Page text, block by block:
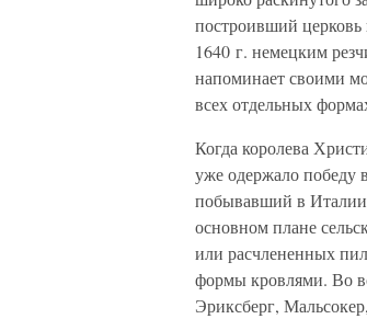
построивший
1640 г. немецким
напоминает своими
всех отдельных
Когда королева
уже одержало победу
побывавший в
основном плане
или расчлененных
формы кровлями. Во
Эриксберг,